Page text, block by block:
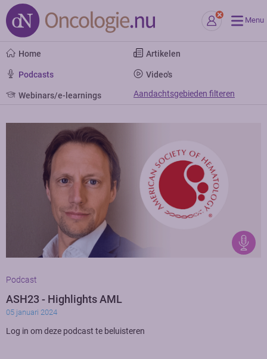
Menu
Home Artikelen
Podcasts Video's
Webinars/e-learnings Aandachtsgebieden filteren
Podcast
ASH23 - Highlights AML
05 januari 2024
Log in om deze podcast te beluisteren